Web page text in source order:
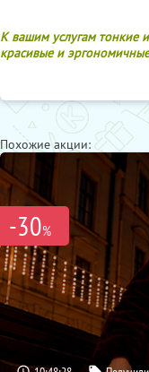
К вашим услугам тонкие
красивые и
Похожие акции:
-30%